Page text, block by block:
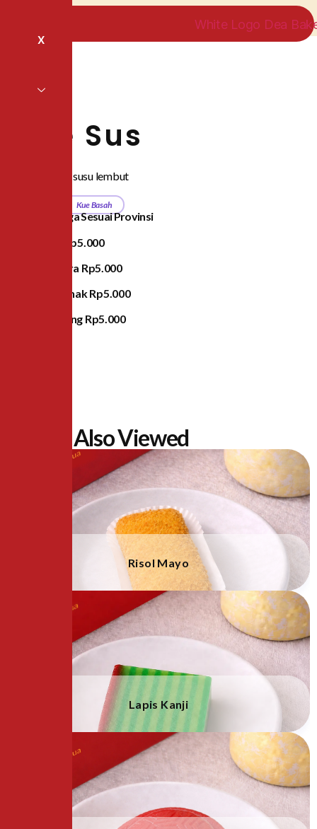
X
Kue Sus
Pastry isi fla susu lembut
Kue Basah
Daftar Harga Sesuai Provinsi
Rp5.000
Sumatra Rp5.000
PontianakRp5.000
Lampung Rp5.000
People Also Viewed
Risol Mayo
Lapis Kanji